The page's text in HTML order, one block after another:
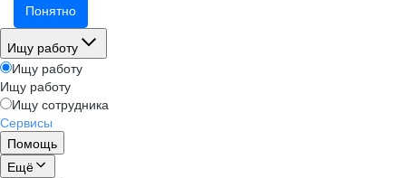
Понятно
Ищу работу
Ищу работу
Ищу работу
Ищу сотрудника
Сервисы
Помощь
Ещё